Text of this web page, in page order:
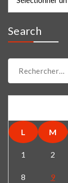
Search
pour :
L M
1 2
8 9